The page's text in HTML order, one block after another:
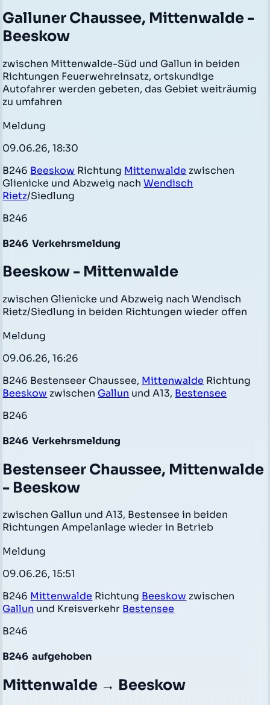
Galluner Chaussee, Mittenwalde -
Beeskow
zwischen Mittenwalde-Süd und Gallun in beiden
Richtungen Feuerwehreinsatz, ortskundige
Autofahrer werden gebeten, das Gebiet weiträumig
zu umfahren
Meldung
09.06.26, 18:30
B246 Beeskow Richtung Mittenwalde zwischen
Glienicke und Abzweig nachWendisch
Rietz/Siedlung
B246
B246 Verkehrsmeldung
Beeskow - Mittenwalde
zwischen Glienicke und Abzweig nach Wendisch
Rietz/Siedlung in beiden Richtungen wieder offen
Meldung
09.06.26, 16:26
B246 Bestenseer Chaussee, Mittenwalde Richtung
Beeskow zwischen Gallun und A13, Bestensee
B246
B246 Verkehrsmeldung
Bestenseer Chaussee, Mittenwalde
- Beeskow
zwischen Gallun und A13, Bestensee in beiden
Richtungen Ampelanlage wieder in Betrieb
Meldung
09.06.26, 15:51
B246 Mittenwalde Richtung Beeskow zwischen
Gallun und Kreisverkehr Bestensee
B246
B246 aufgehoben
Mittenwalde → Beeskow